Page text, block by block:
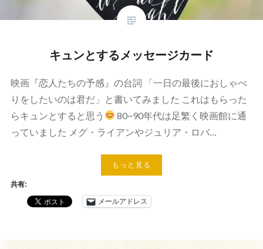
キュンとするメッセージカード
映画『恋人たちの予感』の台詞 「一日の最後におしゃべ
りをしたいのは君だ」と書いてみました これはもらった
らキュンとすると思う
80~90年代は足繁く映画館に通
っていました メグ・ライアンやジュリア・ロバ…
もっと見る
共有:
メールアドレス